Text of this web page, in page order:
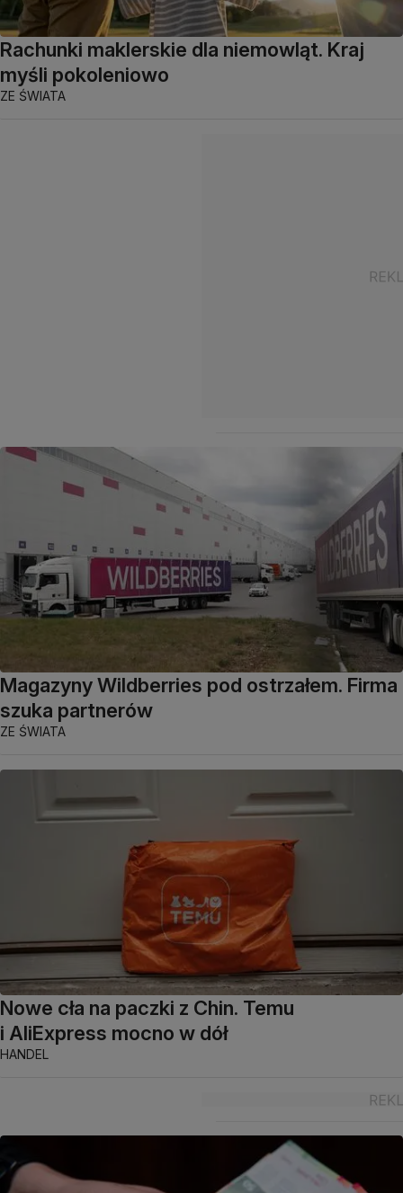
Rachunki maklerskie dla niemowląt. Kraj
myśli pokoleniowo
ZE ŚWIATA
Magazyny Wildberries pod ostrzałem. Firma
szuka partnerów
ZE ŚWIATA
Nowe cła na paczki z Chin. Temu
i AliExpress mocno w dół
HANDEL